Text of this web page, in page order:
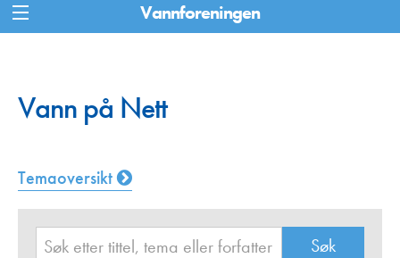
Vannforeningen
Vann på Nett
Temaoversikt